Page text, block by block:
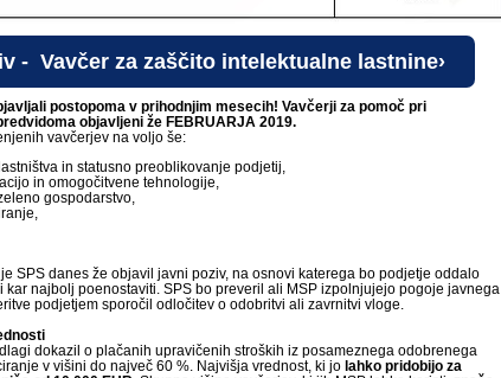
- Vavčer za zaščito intelektualne lastnine›
postopoma v prihodnjim mesecih! Vavčerji za pomoč pri
objavljeni že FEBRUARJA 2019.
vavčerjev na voljo še:
in statusno preoblikovanje podjetij,
in omogočitvene tehnologije,
gospodarstvo,
SPS danes že objavil javni poziv, na osnovi katerega bo podjetje oddalo
kar najbolj poenostaviti. SPS bo preveril ali MSP izpolnjujejo pogoje javnega
podjetjem sporočil odločitev o odobritvi ali zavrnitvi vloge.
dokazil o plačanih upravičenih stroških iz posameznega odobrenega
v višini do največ 60 %. Najvišja vrednost, ki jo lahko pridobijo za